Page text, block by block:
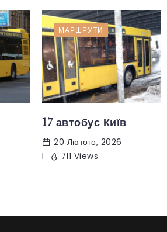
МАРШРУТИ
17 автобус Київ
20 Лютого, 2026
711 Views